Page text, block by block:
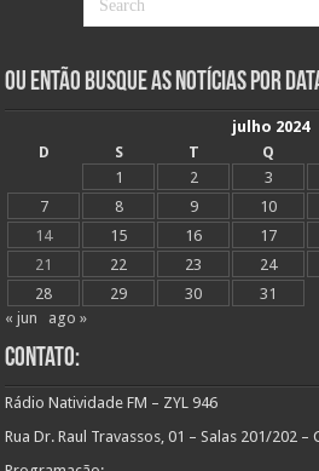
Ou Então Busque as Notícias Por
julho 2024
D
S T Q
1
2 3
7
8 9 10
14
15 16 17
21
22 23 24
28
29 30
31
« jun
ago »
Contato:
Rádio Natividade FM – ZYL 946
Rua Dr. Raul Travassos, 01 – Salas 201/202 –